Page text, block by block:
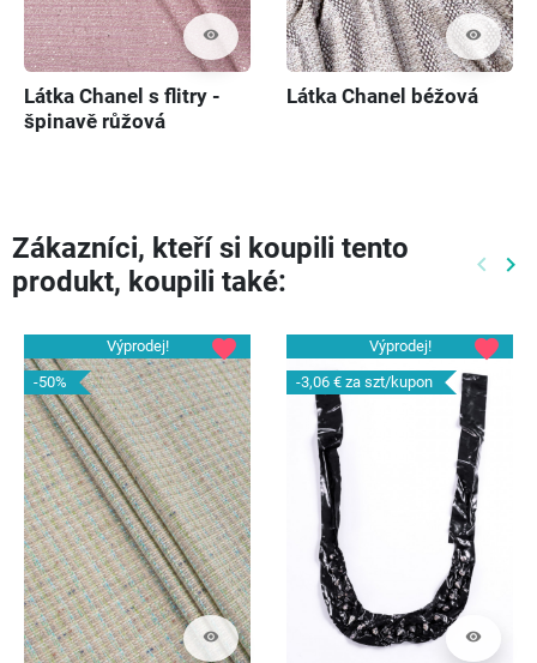
visibility
Látka Chanel s flitry -
špinavě růžová
visibility
Látka Chanel béžová
Zákazníci, kteří si koupili tento
produkt, koupili také:
keyboard_arrow_left keyboard_arrow_right
Výprodej!
-50%
visibility
favorite
Výprodej!
-3,06 € za szt/kupon
visibility
favorite